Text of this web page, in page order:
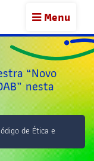
Menu
“Novo
nesta
de Ética e